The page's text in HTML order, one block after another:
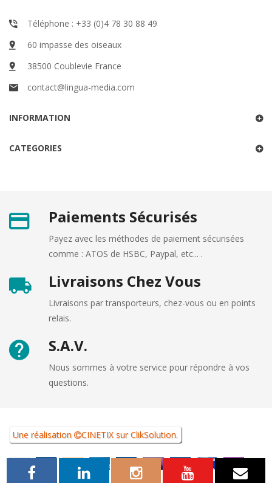
Téléphone : +33 (0)4 78 30 88 49
60 impasse des oiseaux
38500 Coublevie France
contact@lingua-media.com
INFORMATION
CATEGORIES
Paiements Sécurisés
Payez avec les méthodes de paiement sécurisées
comme : ATOS de HSBC, Paypal, etc... .
Livraisons Chez Vous
Livraisons par transporteurs, chez-vous ou en points
relais.
S.A.V.
Nous sommes à votre service pour répondre à vos
questions.
Une réalisation CINETIX surClikSolution.